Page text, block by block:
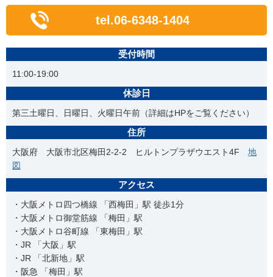
tel.06-6348-1404
受付時間
11:00-19:00
休診日
第三土曜日、日曜日、火曜日午前（詳細はHPをご覧ください）
住所
大阪府 大阪市北区梅田2-2-2 ヒルトンプラザウエスト4F 地
図
アクセス
・大阪メトロ四つ橋線 「西梅田」駅 徒歩1分
・大阪メトロ御堂筋線 「梅田」駅
・大阪メトロ谷町線 「東梅田」駅
・JR 「大阪」駅
・JR 「北新地」駅
・阪急 「梅田」駅